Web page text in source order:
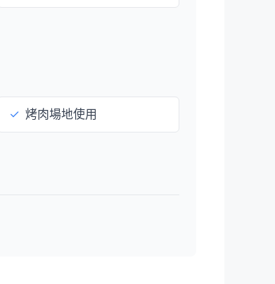
✓ 烤肉場地使用